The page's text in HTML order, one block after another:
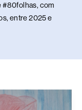
#80folhas, com
entre 2025 e